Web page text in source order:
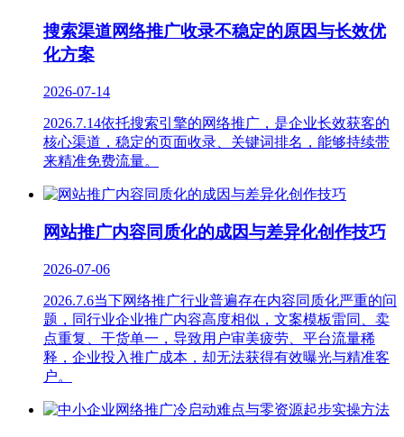
搜索渠道网络推广收录不稳定的原因与长效优
化方案
2026-07-14
2026.7.14依托搜索引擎的网络推广，是企业长效获客的
核心渠道，稳定的页面收录、关键词排名，能够持续带
来精准免费流量。
网站推广内容同质化的成因与差异化创作技巧
2026-07-06
2026.7.6当下网络推广行业普遍存在内容同质化严重的问
题，同行业企业推广内容高度相似，文案模板雷同、卖
点重复、干货单一，导致用户审美疲劳、平台流量稀
释，企业投入推广成本，却无法获得有效曝光与精准客
户。